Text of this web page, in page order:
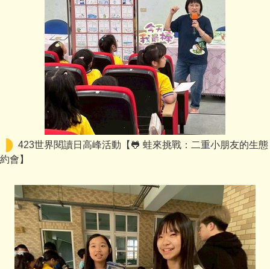
423世界閱讀日高峰活動【🐸 蛙來挑戰：二重小朋友的生態
約會】